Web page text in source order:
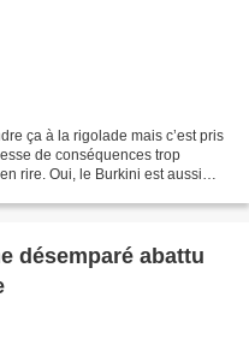
ça à la rigolade mais c’est pris
de conséquences trop
rire. Oui, le Burkini est aussi
désemparé abattu